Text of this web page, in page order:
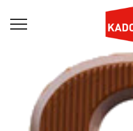
Home Sint Letters